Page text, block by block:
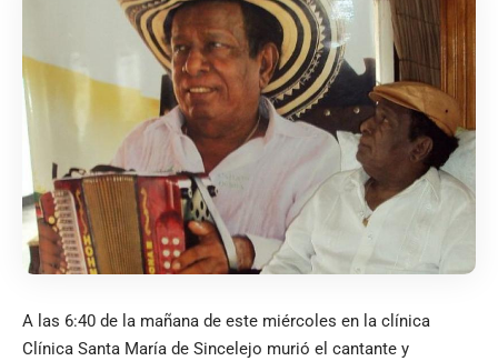
A las 6:40 de la mañana de este miércoles en la clínica
Clínica Santa María de Sincelejo murió el cantante y